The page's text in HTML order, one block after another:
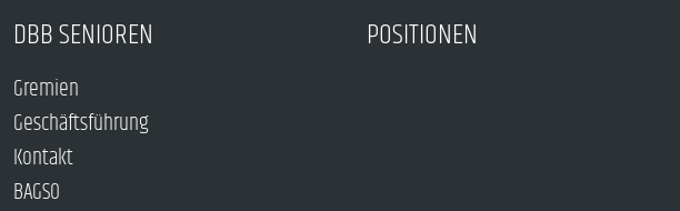
DBB SENIOREN
Gremien
Geschäftsführung
Kontakt
BAGSO
POSITIONEN